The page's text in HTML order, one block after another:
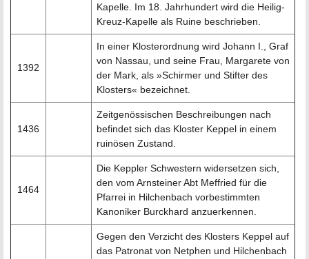
Kapelle. Im 18. Jahrhundert wird die Heilig-
Kreuz-Kapelle als Ruine beschrieben.
1392
In einer Klosterordnung wird Johann I., Graf
von Nassau, und seine Frau, Margarete von
der Mark, als »Schirmer und Stifter des
Klosters« bezeichnet.
1436
Zeitgenössischen Beschreibungen nach
befindet sich das Kloster Keppel in einem
ruinösen Zustand.
1464
Die Keppler Schwestern widersetzen sich,
den vom Arnsteiner Abt Meffried für die
Pfarrei in Hilchenbach vorbestimmten
Kanoniker Burckhard anzuerkennen.
Gegen den Verzicht des Klosters Keppel auf
das Patronat von Netphen und Hilchenbach